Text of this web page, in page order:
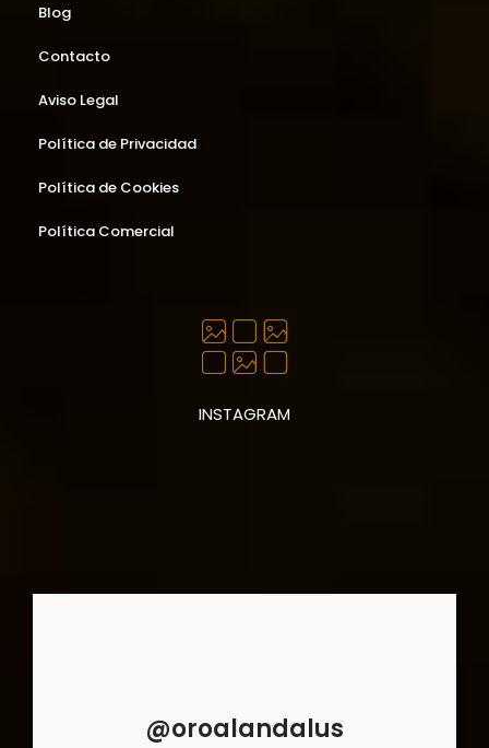
Blog
Contacto
Aviso Legal
Política de Privacidad
Política de Cookies
Política Comercial
INSTAGRAM
@oroalandalus